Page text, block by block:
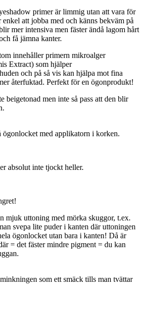
primer är limmig utan att vara för
att jobba med och känns bekväm på
mer intensiva men fäster ändå lagom hårt
få jämna kanter.
innehåller primern mikroalger
Extract) som hjälper
och på så vis kan hjälpa mot fina
återfuktad. Perfekt för en ögonprodukt!
beigetonad men inte så pass att den blir
ögonlocket med applikatorn i korken.
absolut inte tjockt heller.
mjuk uttoning med mörka skuggor, t.ex.
svepa lite puder i kanten där uttoningen
ögonlocket utan bara i kanten! Då är
= det fäster mindre pigment = du kan
som ett smäck tills man tvättar